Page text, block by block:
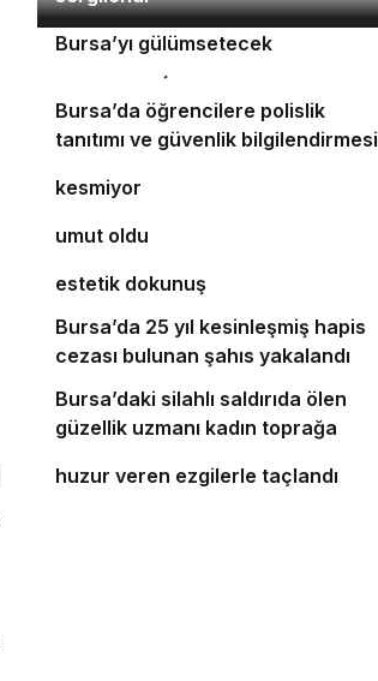
Orhaneli’nin turizm potansiyeli
Bursa’yı gülümsetecek
3
Bursa’da öğrencilere polislik
tanıtımı ve güvenlik bilgilendirmesi
5
kesmiyor
umut oldu
estetik dokunuş
8
Bursa’da 25 yıl kesinleşmiş hapis
cezası bulunan şahıs yakalandı
9
Bursa’daki silahlı saldırıda ölen
güzellik uzmanı kadın toprağa
10
‘Osmangazi Ramazan Sokağı’
huzur veren ezgilerle taçlandı